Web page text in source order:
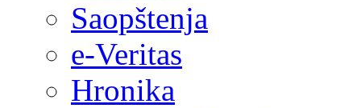
Saopštenja
e-Veritas
Hronika